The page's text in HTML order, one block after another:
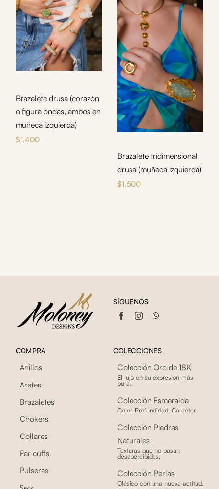
Brazalete drusa (corazón
o figura ondas, ambos en
muñeca izquierda)
$1,400
Brazalete tridimensional
drusa (muñeca izquierda)
$1,500
COMPRA
Anillos
Aretes
Brazaletes
Chokers
Collares
Ear cuffs
Pulseras
COLECCIONES
Colección Oro de 18K
El lujo en su expresión más
pura.
Colección Esmeralda
Color. Profundidad. Carácter.
Colección Piedras
Naturales
Texturas que no pasan
desapercibidas.
Colección Perlas
Clásico con una nueva actitud.
SÍGUENOS